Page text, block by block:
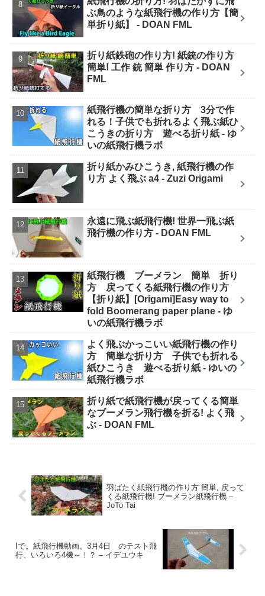
ぶ鳥のような紙飛行機の作り方【簡
単折り紙】 - DOAN FML
折り紙鉄砲の作り方! 紙銃の作り方
簡単! 工作 銃 簡単 作り方 - DOAN
FML
紙飛行機の簡単な折り方 3分で作
れる！子供でも折れるよく飛ぶ紙ひ
こうきの折り方 遊べる折り紙 - ゆ
いの紙飛行機ラボ
折り紙かみひこうき, 紙飛行機の作
り方 よく飛ぶ a4 - Zuzi Origami
永遠に飛ぶ紙飛行機! 世界一飛ぶ紙
飛行機の作り方 - DOAN FML
紙飛行機 ブーメラン 簡単 折り
方 戻ってくる紙飛行機の作り方
【折り紙】[Origami]Easy way to
fold Boomerang paper plane - ゆ
いの紙飛行機ラボ
よく飛ぶかっこいい紙飛行機の作り
方 簡単な折り方 子供でも折れる
紙ひこうき 遊べる折り紙 - ゆいの
紙飛行機ラボ
折り紙で紙飛行機が戻ってくる簡単
なブーメラン飛行機を折る! よく飛
ぶ - DOAN FML
羽ばたく紙飛行機の作り方 簡単, 戻って
くる紙飛行機! ブーメラン紙飛行機 –
JoTo Tai
Iで。紙飛行機動画。3月4日 のテスト飛
行、いろいろ4機～！？ – イデユウキ